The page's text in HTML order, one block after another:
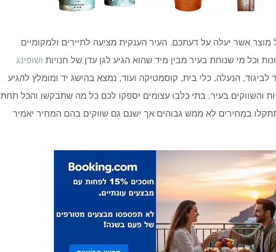
מוצר אשר יעלה על דעתכם. העיר הענקית מציעה לתיירים ולמקומיים
וכל מי שנוחת בעיר מבין מיד שהוא הגיע לגן עדן של חנויות ושופינג
הנעלה, כלי בית, קוסמטיקה ועוד, נמצא בהישג יד ומומלץ להגיע
והשווקים בעיר. בתי כלבו עצומים יספקו לכם כל מה שתבקשו והכל תחת
במחירים לא ממש גבוהים אך ישנם גם שווקים בהם המחיר יאמיר